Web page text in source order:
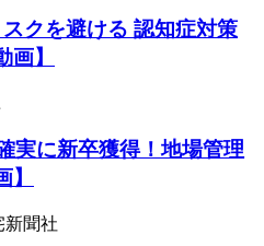
クを避ける 認知症対策
】
実に新卒獲得！地場管理
新聞社